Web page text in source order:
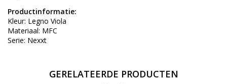
Productinformatie:
Kleur: Legno Viola
Materiaal: MFC
Serie: Nexxt
GERELATEERDE PRODUCTEN